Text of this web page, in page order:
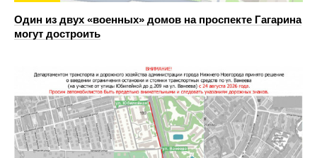
Один из двух «военных» домов на проспекте Гагарина
могут достроить